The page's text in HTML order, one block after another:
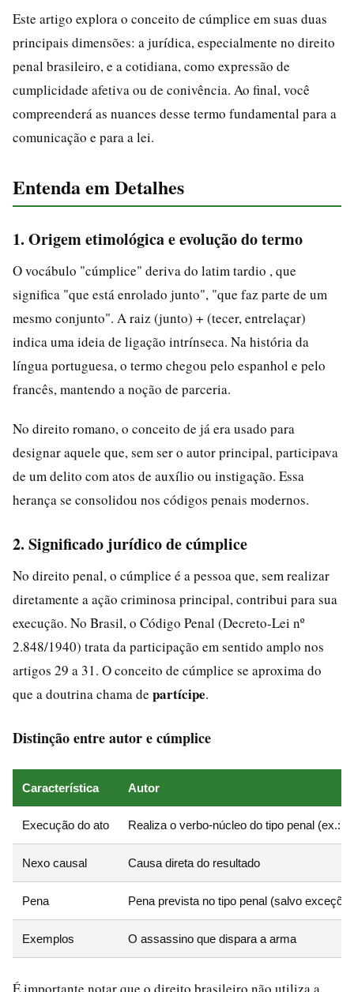
Este artigo explora o conceito de cúmplice em suas duas
principais dimensões: a jurídica, especialmente no direito
penal brasileiro, e a cotidiana, como expressão de
cumplicidade afetiva ou de conivência. Ao final, você
compreenderá as nuances desse termo fundamental para a
comunicação e para a lei.
Entenda em Detalhes
1. Origem etimológica e evolução do termo
O vocábulo "cúmplice" deriva do latim tardio , que
significa "que está enrolado junto", "que faz parte de um
mesmo conjunto". A raiz (junto) + (tecer, entrelaçar)
indica uma ideia de ligação intrínseca. Na história da
língua portuguesa, o termo chegou pelo espanhol e pelo
francês, mantendo a noção de parceria.
No direito romano, o conceito de já era usado para
designar aquele que, sem ser o autor principal, participava
de um delito com atos de auxílio ou instigação. Essa
herança se consolidou nos códigos penais modernos.
2. Significado jurídico de cúmplice
No direito penal, o cúmplice é a pessoa que, sem realizar
diretamente a ação criminosa principal, contribui para sua
execução. No Brasil, o Código Penal (Decreto-Lei nº
2.848/1940) trata da participação em sentido amplo nos
artigos 29 a 31. O conceito de cúmplice se aproxima do
que a doutrina chama de partícipe.
Distinção entre autor e cúmplice
Característica Autor
Execução do ato Realiza o verbo-núcleo do tipo penal (ex.:
Nexo causal Causa direta do resultado
Pena Pena prevista no tipo penal (salvo
Exemplos O assassino que dispara a arma
É importante notar que o direito brasileiro não utiliza a